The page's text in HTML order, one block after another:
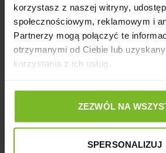
korzystasz z naszej witryny,
społecznościowym, reklamowym i
Partnerzy mogą połączyć te
otrzymanymi od Ciebie lub
korzystania z ich usług.
ZEZWÓL NA
SPERSONALIZUJ
komfort i bezpieczeństwo.
Ostrzeżenie:
Produkt zawiera drobne lub ruchome
Szczegóły produktu